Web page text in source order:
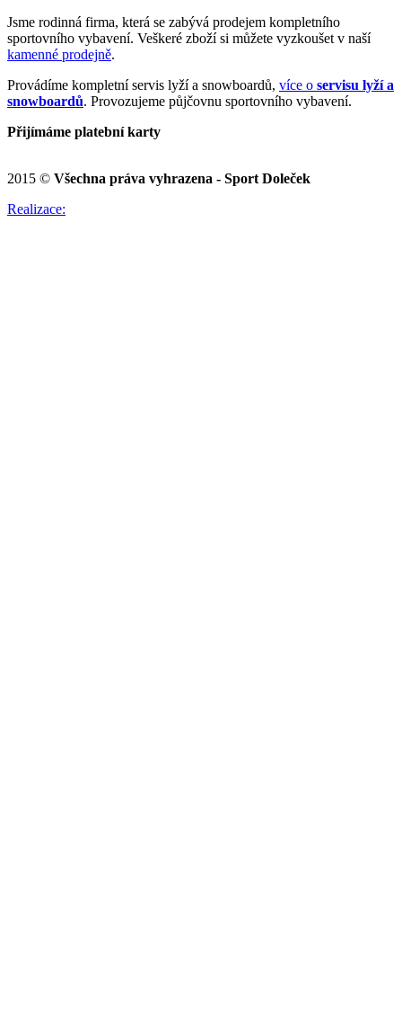
Jsme rodinná firma, která se zabývá prodejem kompletního
sportovního vybavení. Veškeré zboží si můžete vyzkoušet v naší
kamenné prodejně.
Provádíme kompletní servis lyží a snowboardů, více o servisu lyží a
snowboardů. Provozujeme půjčovnu sportovního vybavení.
Přijímáme platební karty
2015 © Všechna práva vyhrazena - Sport Doleček
Realizace: